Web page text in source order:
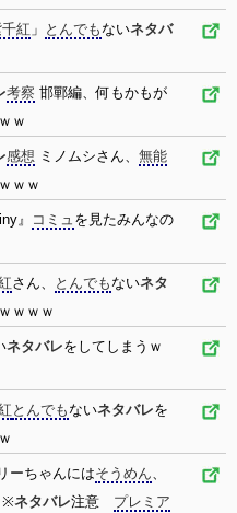
紅 」 とんでもないネタバ
考察 邯鄲編、何もかもが
ｗ
感想 ミノムシさん、 無能
ｗｗ
』 コミュ を見たみんなの
さん、 とんでもないネタ
ｗｗｗ
ネタバレをしてしまうｗ
とんでもないネタバレを
ーちゃんにはそうめん、
※ネタバレ注意 プレミア